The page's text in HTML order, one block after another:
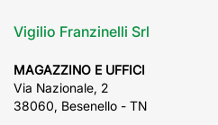
Vigilio Franzinelli Srl
MAGAZZINO E UFFICI
Via Nazionale, 2
38060, Besenello - TN